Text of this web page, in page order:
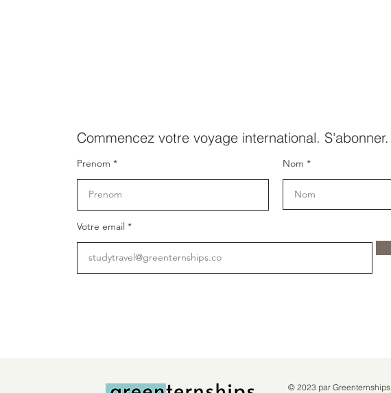
Commencez votre voyage international. S'abonner.
Prenom Nom
Votre email
© 2023 par Greenternships.